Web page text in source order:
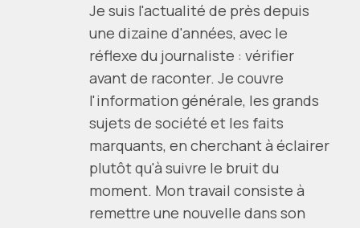
Je suis l'actualité de près depuis
une dizaine d'années, avec le
réflexe du journaliste : vérifier
avant de raconter. Je couvre
l'information générale, les grands
sujets de société et les faits
marquants, en cherchant à éclairer
plutôt qu'à suivre le bruit du
moment. Mon travail consiste à
remettre une nouvelle dans son